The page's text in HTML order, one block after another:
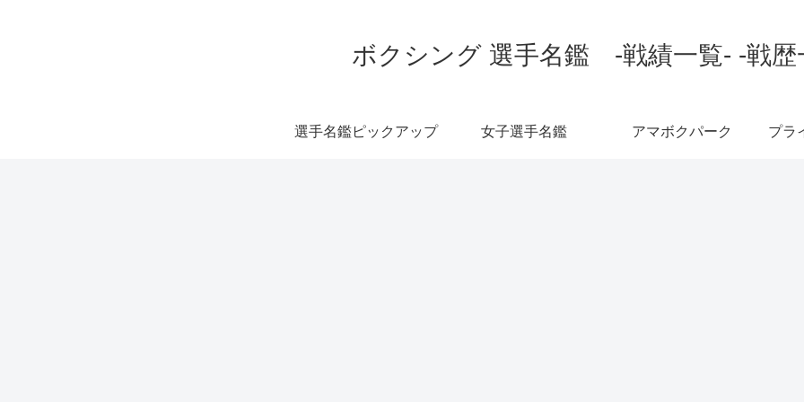
ボクシング 選手名鑑 -戦績一覧- -戦歴
選手名鑑ピックアップ 女子選手名鑑 アマボクパーク プラ